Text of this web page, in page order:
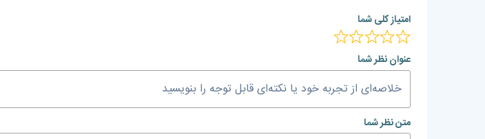
امتیاز کلی شما
عنوان نظر شما
متن نظر شما